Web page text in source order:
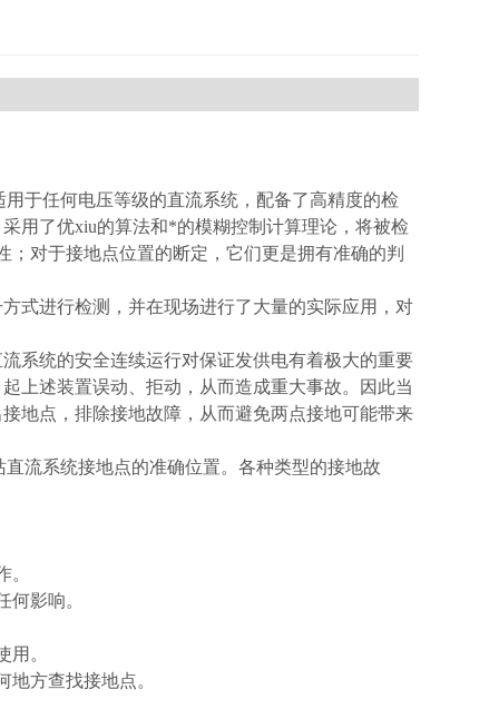
于任何电压等级的直流系统，配备了高精度的检
用了优xiu的算法和*的模糊控制计算理论，将被检
对于接地点位置的断定，它们更是拥有准确的判
式进行检测，并在现场进行了大量的实际应用，对
系统的安全连续运行对保证发供电有着极大的重要
上述装置误动、拒动，从而造成重大事故。因此当
地点，排除接地故障，从而避免两点接地可能带来
流系统接地点的准确位置。各种类型的接地故
。
影响。
。
方查找接地点。